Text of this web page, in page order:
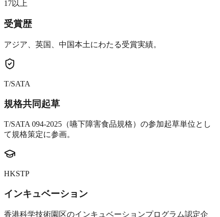
17以上
受賞歴
アジア、英国、中国本土にわたる受賞実績。
T/SATA
規格共同起草
T/SATA 094-2025（嚥下障害食品規格）の参加起草単位とし
て規格策定に参画。
HKSTP
インキュベーション
香港科学技術園区のインキュベーションプログラム認定企